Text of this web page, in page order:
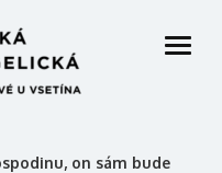
on sám bude
open